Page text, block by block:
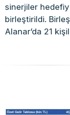
sinerjiler
birleştirildi.
Alanar’da 21